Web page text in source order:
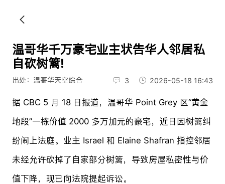
温哥华千万豪宅业主状告华人邻居私
自砍树篱!
出处：温哥华天空综合 3 2026-05-18 16:43
据 CBC 5 月 18 日报道，温哥华 Point Grey 区“黄金
地段”一栋价值 2000 多万加元的豪宅，近日因树篱纠
纷闹上法庭。业主 Israel 和 Elaine Shafran 指控邻居
未经允许砍掉了自家部分树篱，导致房屋私密性与价
值下降，现已向法院提起诉讼。